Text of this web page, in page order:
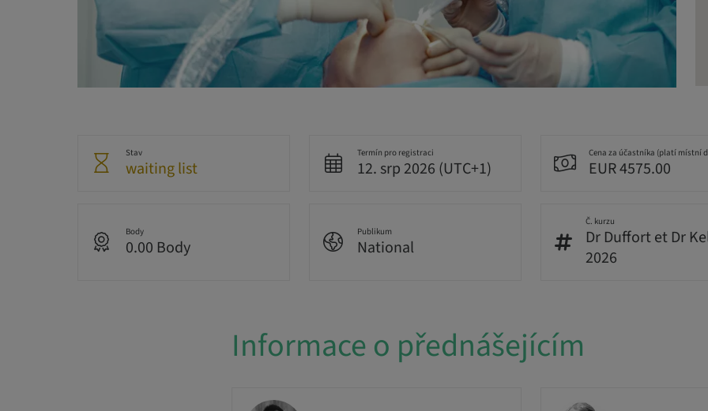
Stav
waiting list
Termín pro registraci
12. srp 2026 (UTC+1)
Cena za účastníka (platí místní
EUR 4575.00
Body
0.00 Body
Publikum
National
Č. kurzu
Dr Duffort et Dr
2026
Informace o přednášejícím